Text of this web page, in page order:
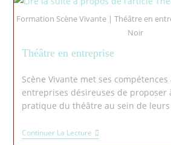
Formation Scène Vivante | Théâtre en
Noir
Théâtre en entreprise
Scène Vivante met ses
entreprises désireuses de proposer
pratique du théâtre au sein de
Continuer La Lecture